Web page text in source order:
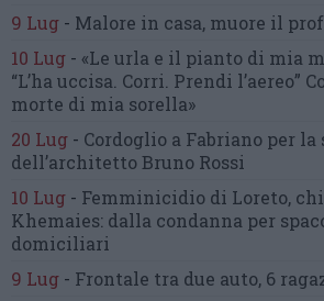
9 Lug - Malore in casa, muore il
10 Lug - «Le urla e il pianto di mia
“L’ha uccisa. Corri. Prendi l’aereo”
morte di mia sorella»
20 Lug - Cordoglio a Fabriano per la
dell’architetto Bruno Rossi
10 Lug - Femminicidio di Loreto, chi
Khemaies: dalla condanna per
domiciliari
9 Lug - Frontale tra due auto, 6